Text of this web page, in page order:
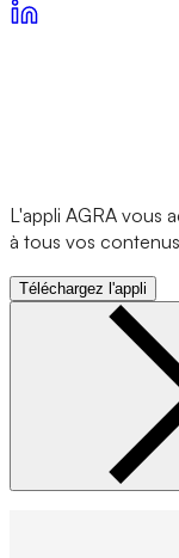
L'appli AGRA vous
à tous vos
Téléchargez l'appli